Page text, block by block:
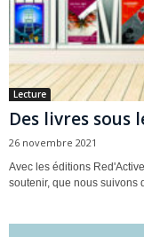
Lecture
Des livres sous
26 novembre 2021
Avec les éditions
soutenir, que nous suivons